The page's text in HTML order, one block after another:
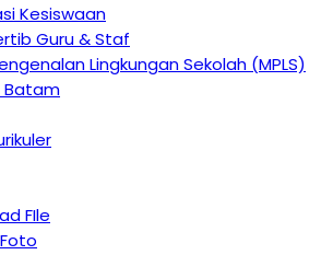
Kesiswaan
Guru & Staf
Lingkungan Sekolah (MPLS)
Batam
FIle